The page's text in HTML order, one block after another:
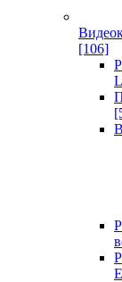
[106]